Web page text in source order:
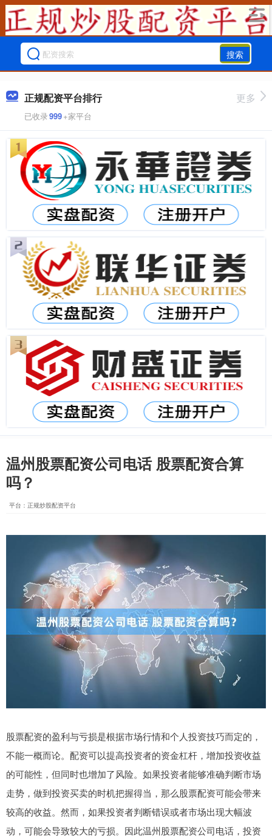
搜索
正规配资平台排行
已收录999+家平台
更多
温州股票配资公司电话 股票配资合算
吗？
平台：正规炒股配资平台
股票配资的盈利与亏损是根据市场行情和个人投资技巧而定的，
不能一概而论。配资可以提高投资者的资金杠杆，增加投资收益
的可能性，但同时也增加了风险。如果投资者能够准确判断市场
走势，做到投资买卖的时机把握得当，那么股票配资可能会带来
较高的收益。然而，如果投资者判断错误或者市场出现大幅波
动，可能会导致较大的亏损。因此温州股票配资公司电话，投资